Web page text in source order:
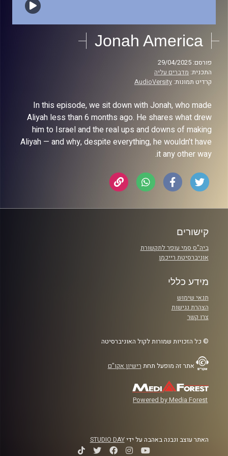
Jonah America
פורסם: 29/04/2025
התכנית: מדברים עליה
קרדיט תמונות: AudioVersity
In this episode, we sit down with Jonah, who made
Aliyah less than 6 months ago. He shares what drew
him to Israel and the real ups and downs of making
Aliyah — and why, despite everything, he wouldn’t have
it any other way.
קישורים
ביה"ס סמי עופר לתקשורת
אוניברסיטת רייכמן
מידע כללי
תנאי שימוש
הצהרת נגישות
צרו קשר
© כל הזכויות שמורות לקול האוניברסיטה
אתר זה מופעל תחת רישיון אקו"ם
Powered by Media Forest
האתר עוצב ונבנה באהבה על ידיSTUDIO DAY